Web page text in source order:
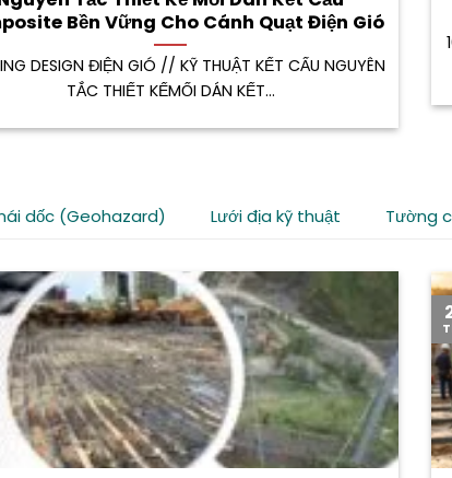
Bền Vững Cho Cánh Quạt Điện Gió
DESIGN ĐIỆN GIÓ // KỸ THUẬT KẾT CẤU NGUYÊN
TẮC THIẾT KẾMỐI DÁN KẾT...
dốc (Geohazard) Lưới địa kỹ thuật Tường